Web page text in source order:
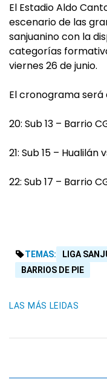
El Estadio Aldo
escenario de las
sanjuanino con la
categorías
viernes 26 de junio.
El cronograma será
20: Sub 13 – Barrio
21: Sub 15 – Hualilán
22: Sub 17 – Barrio
TEMAS: LIGA
BARRIOS DE PIE
LAS MÁS LEIDAS